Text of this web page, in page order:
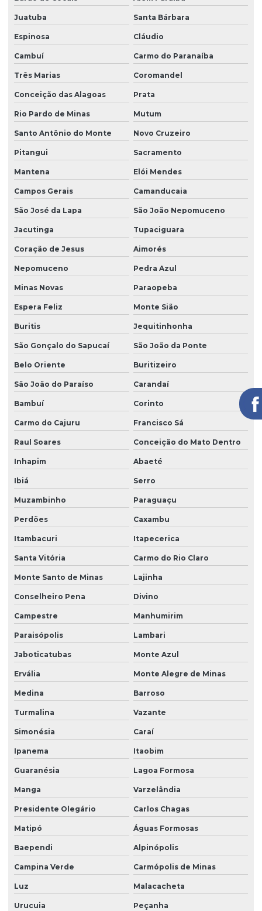
Juatuba Santa Bárbara
Espinosa Cláudio
Cambuí Carmo do Paranaíba
Três Marias Coromandel
Conceição das Alagoas Prata
Rio Pardo de Minas Mutum
Santo Antônio do Monte Novo Cruzeiro
Pitangui Sacramento
Mantena Elói Mendes
Campos Gerais Camanducaia
São José da Lapa São João Nepomuceno
Jacutinga Tupaciguara
Coração de Jesus Aimorés
Nepomuceno Pedra Azul
Minas Novas Paraopeba
Espera Feliz Monte Sião
Buritis Jequitinhonha
São Gonçalo do Sapucaí São João da Ponte
Belo Oriente Buritizeiro
São João do Paraíso Carandaí
Bambuí Corinto
Carmo do Cajuru Francisco Sá
Raul Soares Conceição do Mato Dentro
Inhapim Abaeté
Ibiá Serro
Muzambinho Paraguaçu
Perdões Caxambu
Itambacuri Itapecerica
Santa Vitória Carmo do Rio Claro
Monte Santo de Minas Lajinha
Conselheiro Pena Divino
Campestre Manhumirim
Paraisópolis Lambari
Jaboticatubas Monte Azul
Ervália Monte Alegre de Minas
Medina Barroso
Turmalina Vazante
Simonésia Caraí
Ipanema Itaobim
Guaranésia Lagoa Formosa
Manga Varzelândia
Presidente Olegário Carlos Chagas
Matipó Águas Formosas
Baependi Alpinópolis
Campina Verde Carmópolis de Minas
Luz Malacacheta
Urucuia Peçanha